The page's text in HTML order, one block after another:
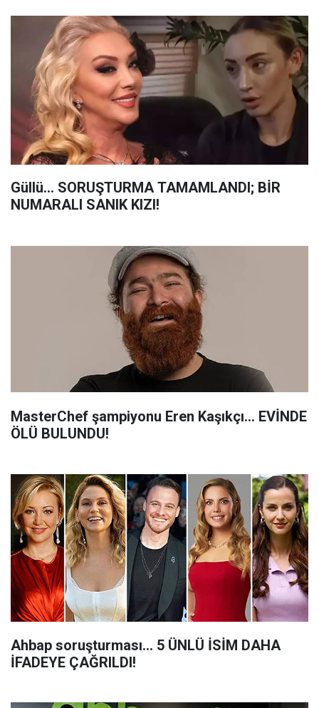
Güllü... SORUŞTURMA TAMAMLANDI; BİR
NUMARALI SANIK KIZI!
MasterChef şampiyonu Eren Kaşıkçı... EVİNDE
ÖLÜ BULUNDU!
Ahbap soruşturması... 5 ÜNLÜ İSİM DAHA
İFADEYE ÇAĞRILDI!